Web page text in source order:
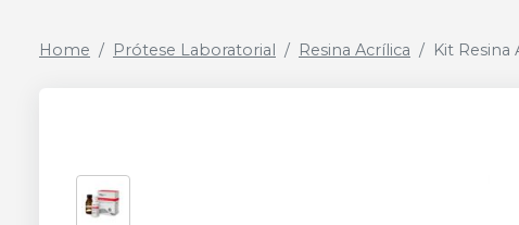
Home Prótese Laboratorial Resina Acrílica Kit